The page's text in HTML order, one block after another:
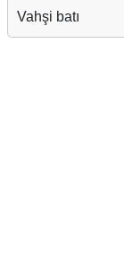
Vahşi batı